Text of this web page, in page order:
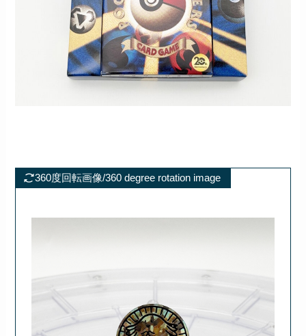
360度回転画像/360 degree rotation image